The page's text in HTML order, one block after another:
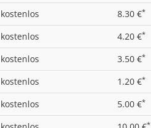
kostenlos 8.30 €*
kostenlos 4.20 €*
kostenlos 3.50 €*
kostenlos 1.20 €*
kostenlos 5.00 €*
*